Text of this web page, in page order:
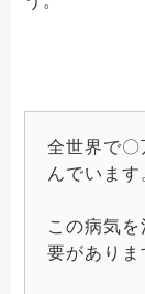
全世界で
んでいます
この病気
要がありま